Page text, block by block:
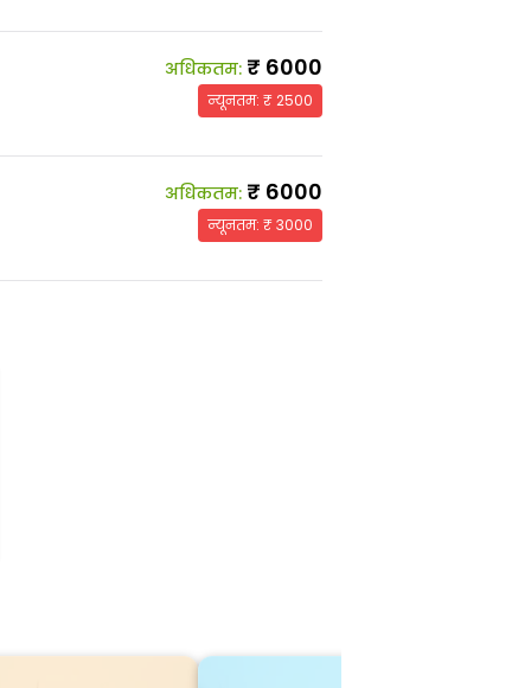
अधिकतम: ₹ 6000
न्यूनतम: ₹2500
अधिकतम: ₹ 6000
न्यूनतम: ₹3000